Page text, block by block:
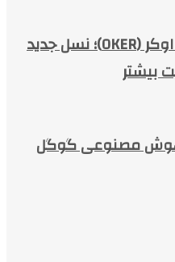
معرفی کرکره فولادی اوکر (OKER)؛ نسل جدید
بیشتر
مصنوعی گوگل